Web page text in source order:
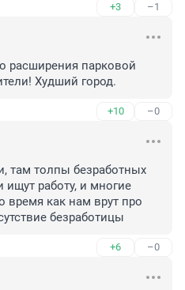
+3 –1
расширения парковой
Худший город.
+10 –0
там толпы безработных
работу, и многие
время как нам врут про
безработицы
+6 –0